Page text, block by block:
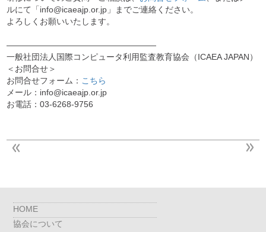
ルにて「info@icaeajp.or.jp」までご連絡ください。
よろしくお願いいたします。
——————————————————
一般社団法人国際コンピュータ利用監査教育協会（ICAEA JAPAN）
＜お問合せ＞
お問合せフォーム： こちら
メール：info@icaeajp.or.jp
お電話：03-6268-9756
HOME
協会について